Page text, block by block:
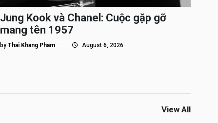
Jung Kook và Chanel: Cuộc gặp gỡ
mang tên 1957
byThai Khang Pham August 6, 2026
View All